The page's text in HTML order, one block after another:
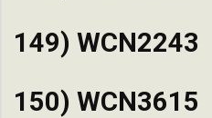
149) WCN2243
150) WCN3615